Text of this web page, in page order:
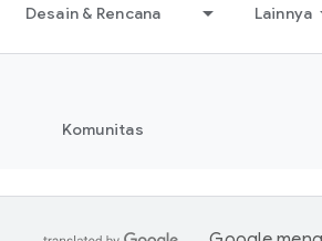
Desain & Rencana Lainnya
Komunitas